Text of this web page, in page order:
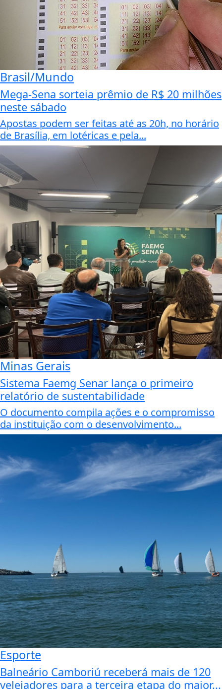
Brasil/Mundo
Mega-Sena sorteia prêmio de R$ 20 milhões
neste sábado
Apostas podem ser feitas até as 20h, no horário
de Brasília, em lotéricas e pela...
Minas Gerais
Sistema Faemg Senar lança o primeiro
relatório de sustentabilidade
O documento compila ações e o compromisso
da instituição com o desenvolvimento...
Esporte
Balneário Camboriú receberá mais de 120
velejadores para a terceira etapa do maior...